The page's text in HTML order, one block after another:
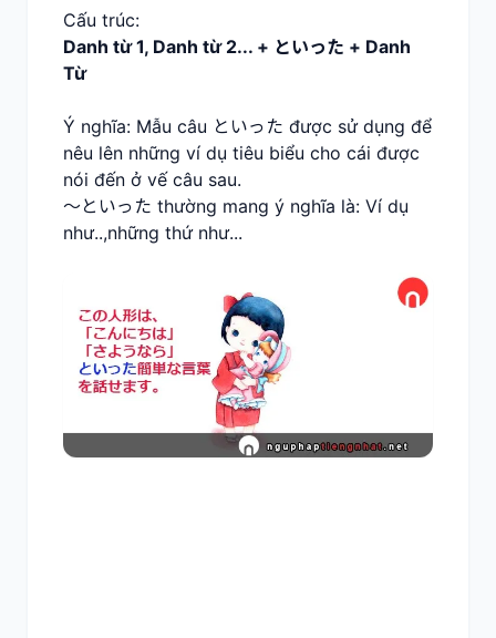
Cấu trúc:
Danh từ 1, Danh từ 2... + といった + Danh
Từ
Ý nghĩa: Mẫu câu といった được sử dụng để
nêu lên những ví dụ tiêu biểu cho cái được
nói đến ở vế câu sau.
～といった thường mang ý nghĩa là: Ví dụ
như..,những thứ như...